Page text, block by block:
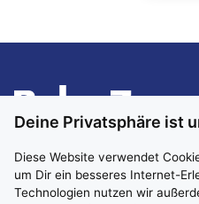
Deine Privatsphäre ist
Diese Website verwendet
um Dir ein besseres Internet-
Technologien nutzen wir
33829 Borgholzhausen
Teams, das zusammenhält?
Fahrer (m/w/d) für unsere